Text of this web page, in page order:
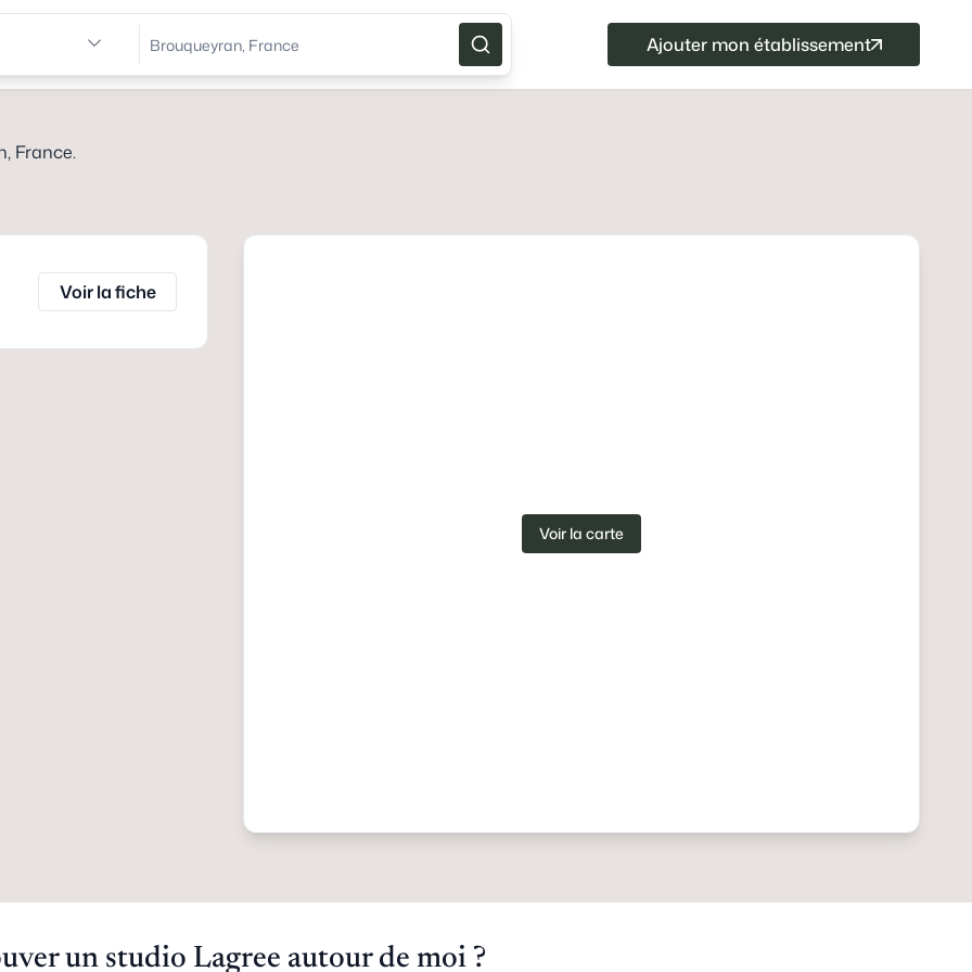
Ajouter mon établissement
France.
Voir la fiche
Voir la carte
un studio Lagree autour de moi ?